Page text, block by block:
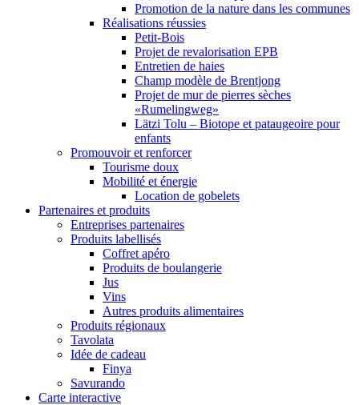
Promotion de la nature dans les communes
Réalisations réussies
Petit-Bois
Projet de revalorisation EPB
Entretien de haies
Champ modèle de Brentjong
Projet de mur de pierres sèches
«Rumelingweg»
Lätzi Tolu – Biotope et pataugeoire pour
enfants
Promouvoir et renforcer
Tourisme doux
Mobilité et énergie
Location de gobelets
Partenaires et produits
Entreprises partenaires
Produits labellisés
Coffret apéro
Produits de boulangerie
Jus
Vins
Autres produits alimentaires
Produits régionaux
Tavolata
Idée de cadeau
Finya
Savurando
Carte interactive